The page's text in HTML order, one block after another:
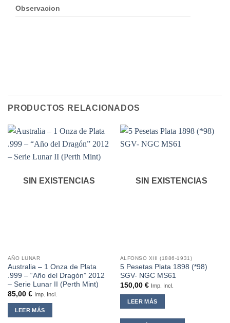
Observacion
PRODUCTOS RELACIONADOS
SIN EXISTENCIAS
AÑO LUNAR
Australia – 1 Onza de Plata
.999 – “Año del Dragón” 2012
– Serie Lunar II (Perth Mint)
85,00 € Imp. Incl.
LEER MÁS
SIN EXISTENCIAS
ALFONSO XIII (1886-1931)
5 Pesetas Plata 1898 (*98)
SGV- NGC MS61
150,00 € Imp. Incl.
LEER MÁS